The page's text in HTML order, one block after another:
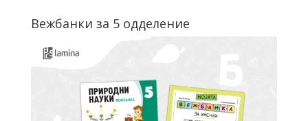
Вежбанки за 5 одделение